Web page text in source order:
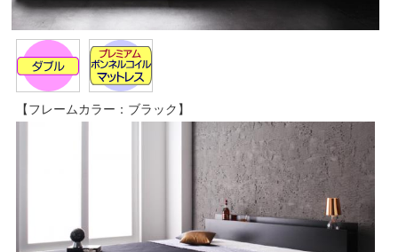
【フレームカラー：ブラック】